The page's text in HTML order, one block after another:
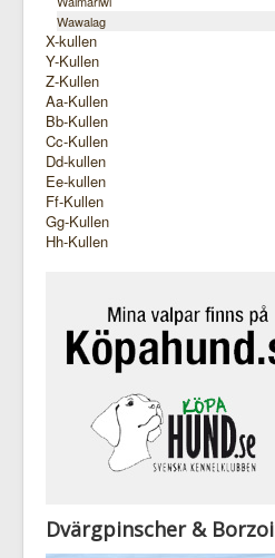
Wawalag
X-kullen
Y-Kullen
Z-Kullen
Aa-Kullen
Bb-Kullen
Cc-Kullen
Dd-kullen
Ee-kullen
Ff-Kullen
Gg-Kullen
Hh-Kullen
Dvärgpinscher & Borzoi